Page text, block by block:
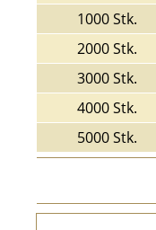
1000 Stk.
2000 Stk.
3000 Stk.
4000 Stk.
5000 Stk.